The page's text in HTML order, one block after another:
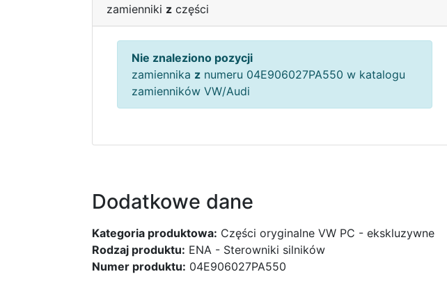
zamienniki z części
Nie znaleziono pozycji
zamiennika z numeru 04E906027PA550 w katalogu
zamienników VW/Audi
Dodatkowe dane
Kategoria produktowa: Części oryginalne VW PC - ekskluzywne
Rodzaj produktu: ENA - Sterowniki silników
Numer produktu: 04E906027PA550